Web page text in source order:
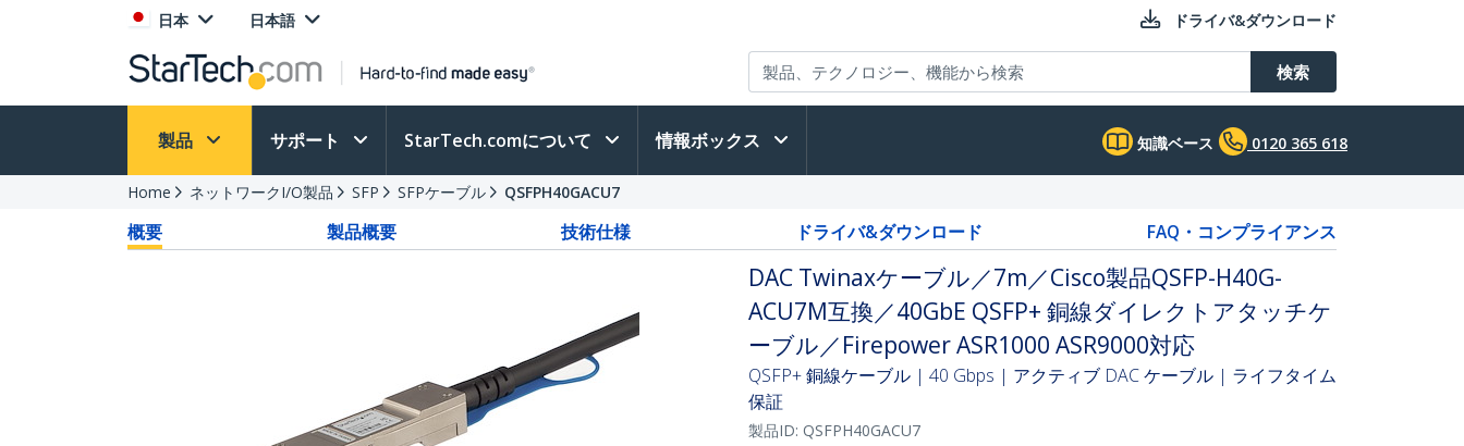
日本 日本語 ドライバ&ダウンロード
検索
製品 サポート StarTech.comについて 情報ボックス 知識ベース 0120 365 618
Home ネットワークI/O製品 SFP SFPケーブル QSFPH40GACU7
概要 製品概要 技術仕様 ドライバ&ダウンロード FAQ・コンプライアンス
DAC Twinaxケーブル／7m／Cisco製品QSFP-H40G-
ACU7M互換／40GbE QSFP+ 銅線ダイレクトアタッチケ
ーブル／Firepower ASR1000 ASR9000対応
QSFP+ 銅線ケーブル | 40 Gbps | アクティブ DAC ケーブル | ライフタイム
保証
製品ID: QSFPH40GACU7